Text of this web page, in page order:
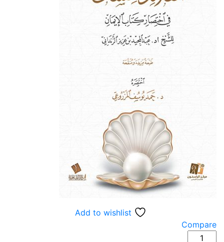
Add to wishlist
Compare
كمية